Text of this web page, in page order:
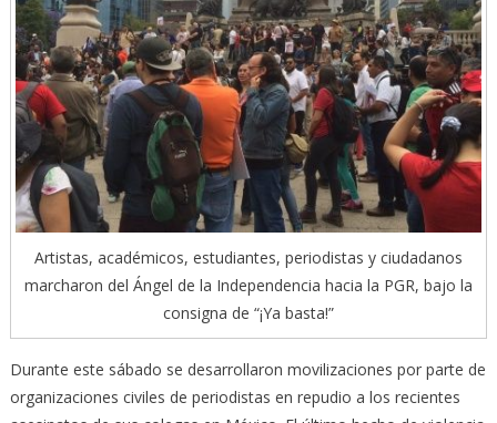
Artistas, académicos, estudiantes, periodistas y ciudadanos
marcharon del Ángel de la Independencia hacia la PGR, bajo la
consigna de “¡Ya basta!”
Durante este sábado se desarrollaron movilizaciones por parte de
organizaciones civiles de periodistas en repudio a los recientes